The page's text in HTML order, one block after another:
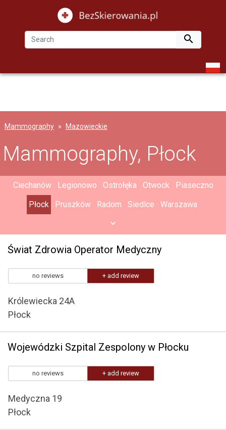

Mammography Mazowieckie
Mammography, Płock
Ciechanów Legionowo Ostrołęka Otwock
Piaseczno
Płock
Pruszków Radom Siedlce Warszawa
Świat Zdrowia Operator Medyczny
no reviews + add review
Królewiecka 24A
Płock
Wojewódzki Szpital Zespolony w Płocku
no reviews + add review
Medyczna 19
Płock